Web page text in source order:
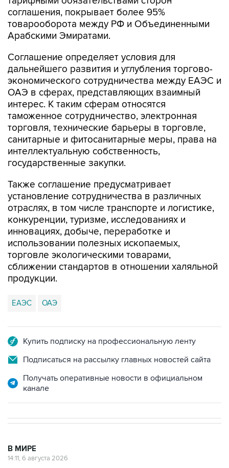
соглашения, покрывает более 95%
товарооборота между РФ и Объединенными
Арабскими Эмиратами.
Соглашение определяет условия для
дальнейшего развития и углубления торгово-
экономического сотрудничества между ЕАЭС и
ОАЭ в сферах, представляющих взаимный
интерес. К таким сферам относятся
таможенное сотрудничество, электронная
торговля, технические барьеры в торговле,
санитарные и фитосанитарные меры, права на
интеллектуальную собственность,
государственные закупки.
Также соглашение предусматривает
установление сотрудничества в различных
отраслях, в том числе транспорте и логистике,
конкуренции, туризме, исследованиях и
инновациях, добыче, переработке и
использовании полезных ископаемых,
торговле экологическими товарами,
сближении стандартов в отношении халяльной
продукции.
ЕАЭС ОАЭ
Купить подписку на профессиональную ленту
Подписаться на рассылку главных новостей сайта
Получать оперативные новости в официальном
канале
В МИРЕ
14:11, 6 августа 2026